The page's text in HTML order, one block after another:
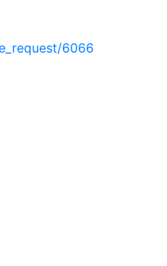
6066